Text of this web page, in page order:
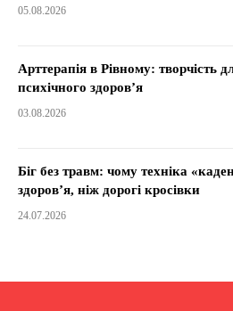
05.08.2026
Арттерапія в Рівному: творчість
психічного здоров’я
03.08.2026
Біг без травм: чому техніка
здоров’я, ніж дорогі кросівки
24.07.2026